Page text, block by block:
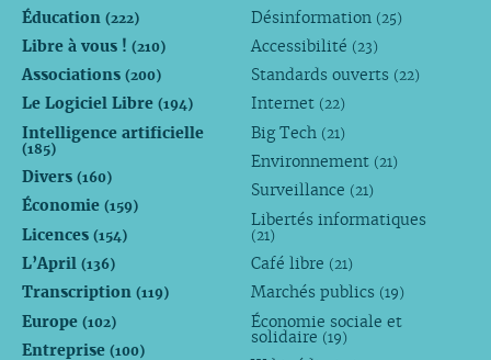
Éducation (222)
Libre à vous ! (210)
Associations (200)
Le Logiciel Libre (194)
Intelligence artificielle
(185)
Divers (160)
Économie (159)
Licences (154)
L’April (136)
Transcription (119)
Europe (102)
Entreprise (100)
Désinformation (25)
Accessibilité (23)
Standards ouverts (22)
Internet (22)
Big Tech (21)
Environnement (21)
Surveillance (21)
Libertés informatiques
(21)
Café libre (21)
Marchés publics (19)
Économie sociale et
solidaire (19)